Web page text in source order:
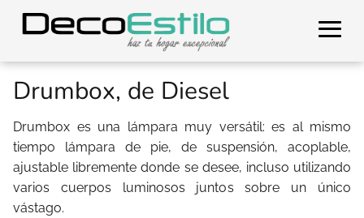
Drumbox, de Diesel
Drumbox es una lámpara muy versátil: es al mismo
tiempo lámpara de pie, de suspensión, acoplable,
ajustable libremente donde se desee, incluso utilizando
varios cuerpos luminosos juntos sobre un único
vástago.